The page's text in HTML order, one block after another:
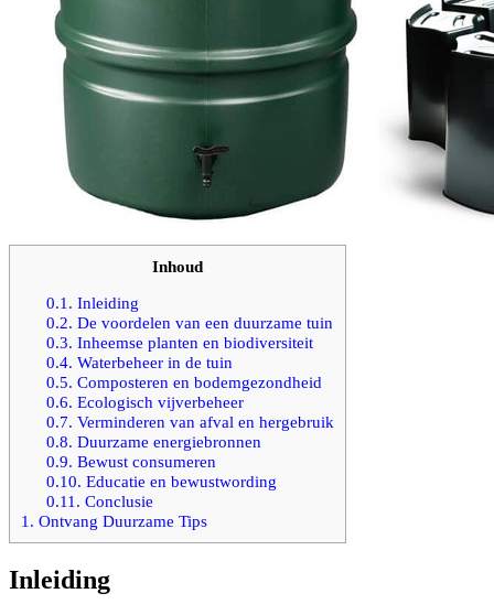
Inhoud
0.1. Inleiding
0.2. De voordelen van een duurzame tuin
0.3. Inheemse planten en biodiversiteit
0.4. Waterbeheer in de tuin
0.5. Composteren en bodemgezondheid
0.6. Ecologisch vijverbeheer
0.7. Verminderen van afval en hergebruik
0.8. Duurzame energiebronnen
0.9. Bewust consumeren
0.10. Educatie en bewustwording
0.11. Conclusie
1. Ontvang Duurzame Tips
Inleiding